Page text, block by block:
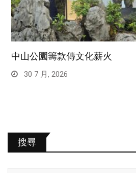
中山公園籌款傳文化薪火
30 7 月, 2026
搜尋